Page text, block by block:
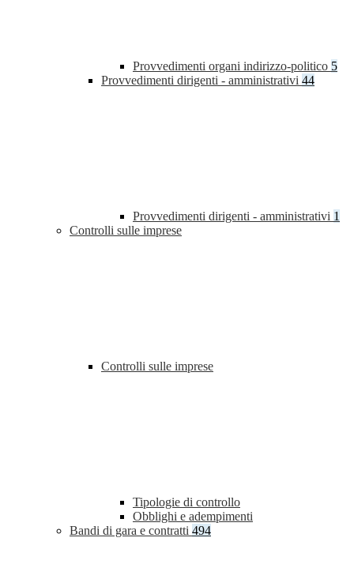
Provvedimenti organi indirizzo-politico 5
Provvedimenti dirigenti - amministrativi 44
Provvedimenti dirigenti - amministrativi 1
Controlli sulle imprese
Controlli sulle imprese
Tipologie di controllo
Obblighi e adempimenti
Bandi di gara e contratti 494